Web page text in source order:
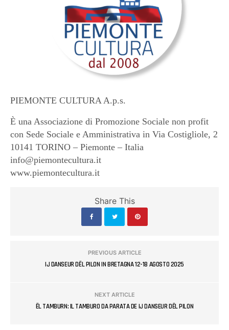
PIEMONTE CULTURA A.p.s.
È una Associazione di Promozione Sociale non profit
con Sede Sociale e Amministrativa in Via Costigliole, 2
10141 TORINO – Piemonte – Italia
info@piemontecultura.it
www.piemontecultura.it
Share This
PREVIOUS ARTICLE
IJ DANSEUR DËL PILON IN BRETAGNA 12-18 AGOSTO 2025
NEXT ARTICLE
ËL TAMBURN: IL TAMBURO DA PARATA DE IJ DANSEUR DËL PILON